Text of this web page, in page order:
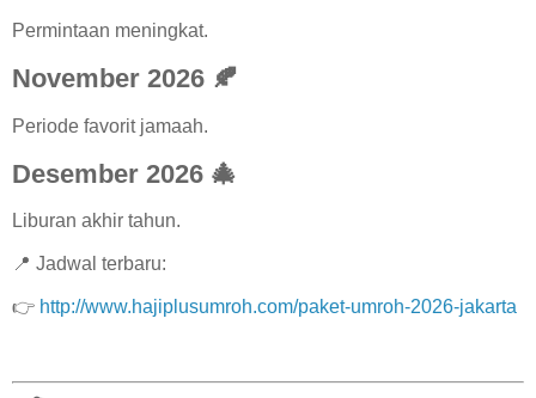
Permintaan meningkat.
November 2026 🍂
Periode favorit jamaah.
Desember 2026 🎄
Liburan akhir tahun.
📍 Jadwal terbaru:
👉 http://www.hajiplusumroh.com/paket-umroh-2026-jakarta